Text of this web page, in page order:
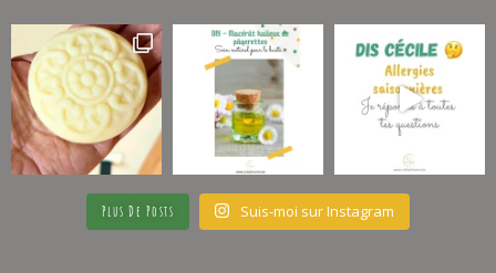
Plus De Posts Suis-moi sur Instagram